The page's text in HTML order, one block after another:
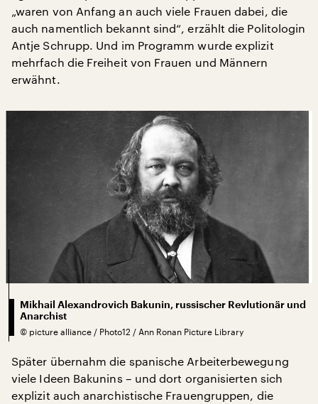
„waren von Anfang an auch viele Frauen dabei, die
auch namentlich bekannt sind“, erzählt die Politologin
Antje Schrupp. Und im Programm wurde explizit
mehrfach die Freiheit von Frauen und Männern
erwähnt.
Mikhail Alexandrovich Bakunin, russischer Revlutionär und
Anarchist
© picture alliance / Photo12 / Ann Ronan Picture Library
Später übernahm die spanische Arbeiterbewegung
viele Ideen Bakunins – und dort organisierten sich
explizit auch anarchistische Frauengruppen, die